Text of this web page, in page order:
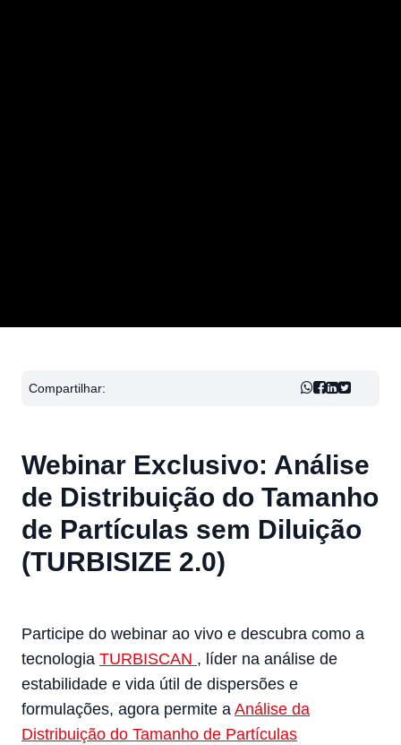
Compartilhar:
Webinar Exclusivo: Análise
de Distribuição do Tamanho
de Partículas sem Diluição
(TURBISIZE 2.0)
Participe do webinar ao vivo e descubra como a
tecnologia TURBISCAN , líder na análise de
estabilidade e vida útil de dispersões e
formulações, agora permite a Análise da
Distribuição do Tamanho de Partículas